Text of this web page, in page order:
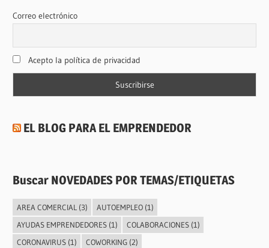
Correo electrónico
Acepto la política de privacidad
EL BLOG PARA EL EMPRENDEDOR
Buscar NOVEDADES POR TEMAS/ETIQUETAS
AREA COMERCIAL (3) AUTOEMPLEO(1)
AYUDAS EMPRENDEDORES(1) COLABORACIONES(1)
CORONAVIRUS(1) COWORKING(2)